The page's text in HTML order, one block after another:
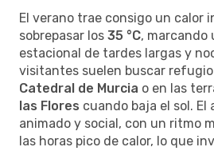
El verano trae consigo un calor
sobrepasar los 35 °C, marcando
estacional de tardes largas y
visitantes suelen buscar refugio
Catedral de Murcia o en las
las Flores cuando baja el sol. El
animado y social, con un ritmo
las horas pico de calor, lo que